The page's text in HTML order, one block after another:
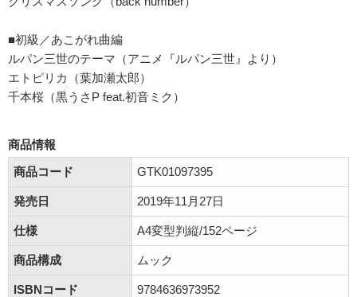
■初級／あこがれ曲編
ルパン三世のテーマ（アニメ『ルパン三世』より）
エトピリカ（葉加瀬太郎）
千本桜（黒うさP feat.初音ミク）
商品情報
商品コード
GTK01097395
発売日 2019年11月27日
仕様 A4変型判縦/152ページ
商品構成 ムック
ISBNコード 9784636973952